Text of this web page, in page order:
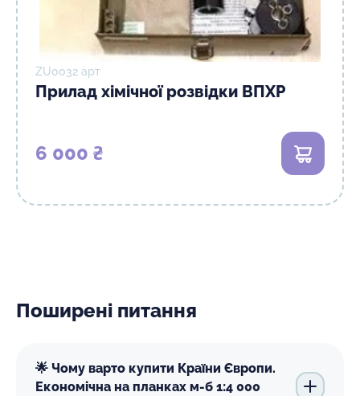
ZU0032 арт
Прилад хімічної розвідки ВПХР
6 000 ₴ В кошик
Поширені питання
🌟 Чому варто купити Країни Європи.
Економічна на планках м-б 1:4 000